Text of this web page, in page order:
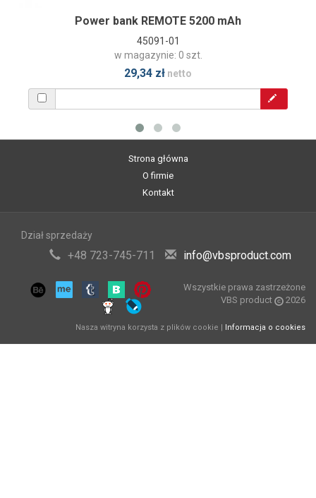
Power bank REMOTE 5200 mAh
45091-01
w magazynie: 0 szt.
29,34 zł netto
Strona główna
O firmie
Kontakt
Dział sprzedaży
+48 723-745-711 info@vbsproduct.com
Wszystkie prawa zastrzeżone
VBS product
2026
Nasza witryna korzysta z plików cookie | Informacja o cookies